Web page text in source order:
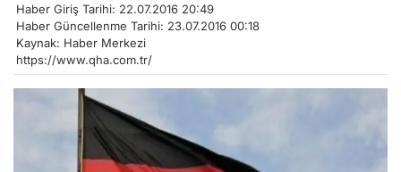
Haber Giriş Tarihi: 22.07.2016 20:49
Haber Güncellenme Tarihi: 23.07.2016 00:18
Kaynak: Haber Merkezi
https://www.qha.com.tr/